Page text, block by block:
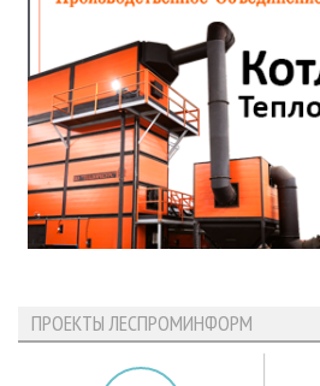
ПРОЕКТЫ ЛЕСПРОМИНФОРМ